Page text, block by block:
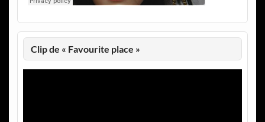
Clip de « Favourite place »